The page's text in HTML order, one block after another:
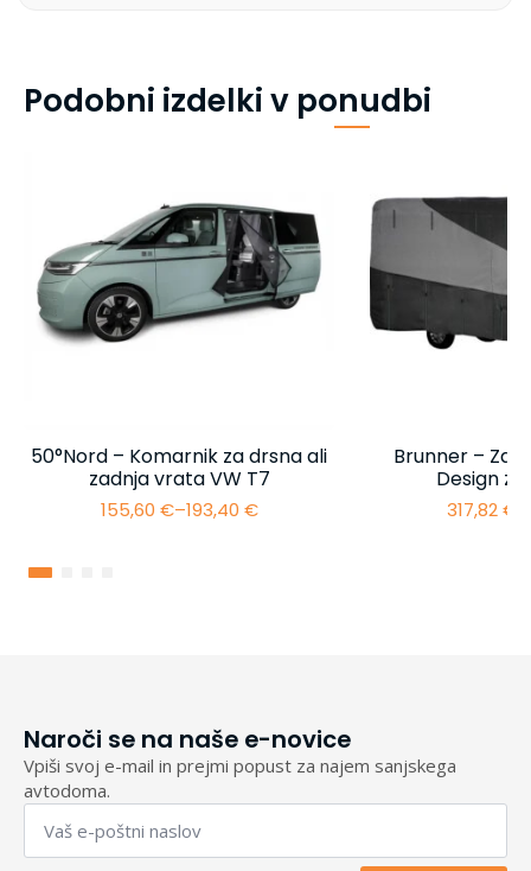
Podobni izdelki v ponudbi
50°Nord – Komarnik za drsna ali
zadnja vrata VW T7
155,60 €–193,40 €
Cenovni
Brunner –
Design
317,82€
Naroči se na naše e-novice
Vpiši svoj e-mail in prejmi popust za najem sanjskega
avtodoma.
Email